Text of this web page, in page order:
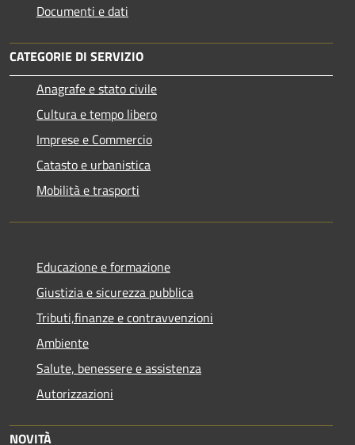
Documenti e dati
CATEGORIE DI SERVIZIO
Anagrafe e stato civile
Cultura e tempo libero
Imprese e Commercio
Catasto e urbanistica
Mobilità e trasporti
Educazione e formazione
Giustizia e sicurezza pubblica
Tributi,finanze e contravvenzioni
Ambiente
Salute, benessere e assistenza
Autorizzazioni
NOVITÀ